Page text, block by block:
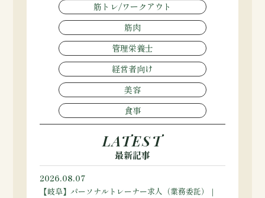
筋トレ/ワークアウト
筋肉
管理栄養士
経営者向け
美容
食事
LATEST
最新記事
2026.08.07
【岐阜】パーソナルトレーナー求人（業務委託）｜